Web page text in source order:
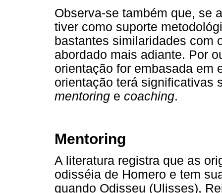
Observa-se também que, se
tiver como suporte
bastantes similaridades com
abordado mais adiante. Por
orientação for embasada em
orientação terá significativas
mentoring e coaching.
Mentoring
A literatura registra que as
odisséia de Homero e tem
quando Odisseu (Ulisses),